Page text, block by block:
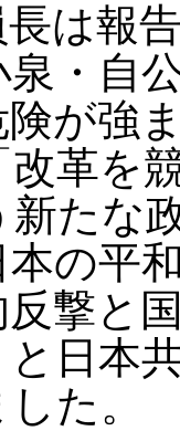
は報
泉・自
が強
革を
たな
の平
撃と
と日本
た。